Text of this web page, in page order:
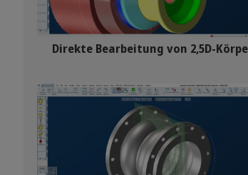
Direkte Bearbeitung von 2,5D-